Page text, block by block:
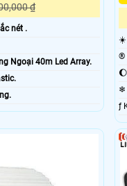
₫
nét .
Ngoại 40m Led Array.